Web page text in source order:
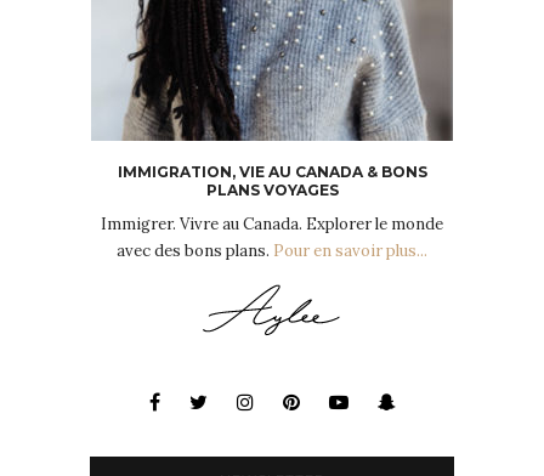
IMMIGRATION, VIE AU CANADA & BONS
PLANS VOYAGES
Immigrer. Vivre au Canada. Explorer le monde
avec des bons plans. Pour en savoir plus...